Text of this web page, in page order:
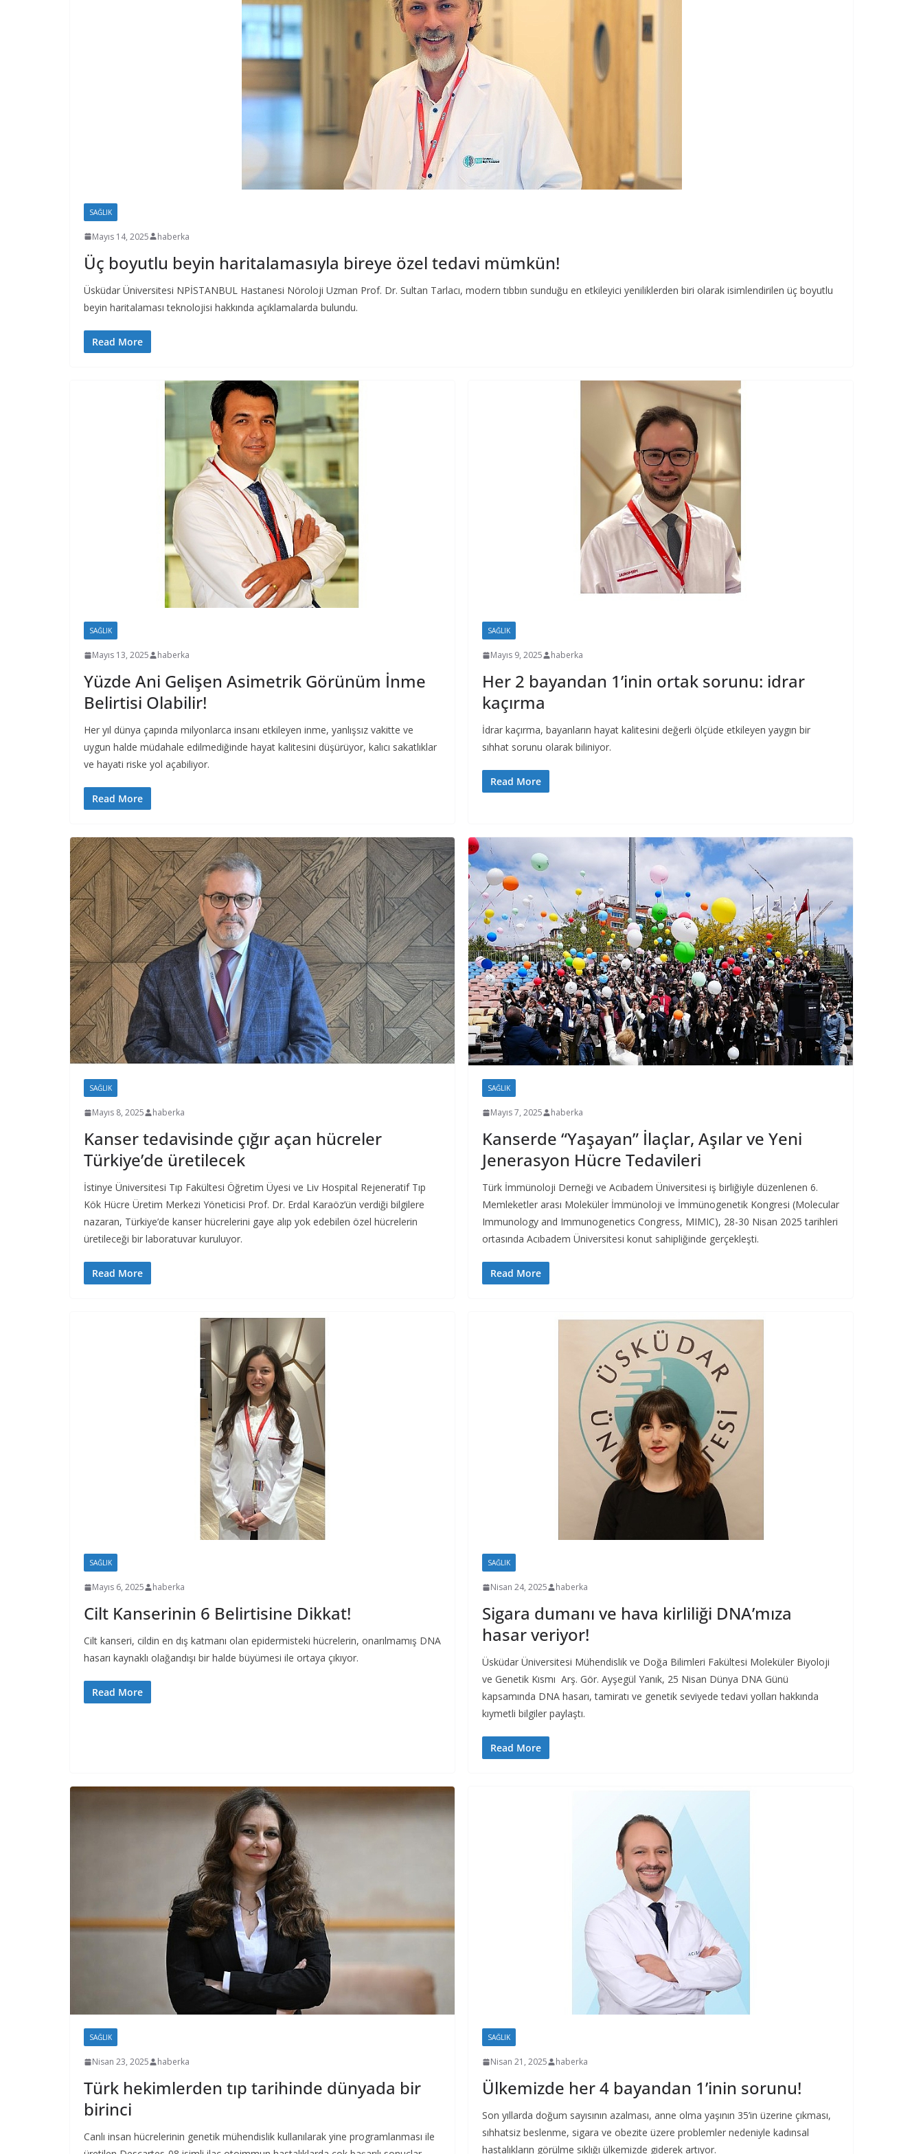
SAĞLIK
Mayıs 14, 2025 haberka
Üç boyutlu beyin haritalamasıyla bireye özel tedavi mümkün!
Üsküdar Üniversitesi NPİSTANBUL Hastanesi Nöroloji Uzman Prof. Dr. Sultan Tarlacı, modern tıbbın sunduğu en etkileyici yeniliklerden biri olarak isimlendirilen üç boyutlu
beyin haritalaması teknolojisi hakkında açıklamalarda bulundu.
Read More
SAĞLIK
Mayıs 13, 2025 haberka
Yüzde Ani Gelişen Asimetrik Görünüm İnme
Belirtisi Olabilir!
Her yıl dünya çapında milyonlarca insanı etkileyen inme, yanlışsız vakitte ve
uygun halde müdahale edilmediğinde hayat kalitesini düşürüyor, kalıcı sakatlıklar
ve hayati riske yol açabiliyor.
Read More
SAĞLIK
Mayıs 9, 2025 haberka
Her 2 bayandan 1’inin ortak sorunu: idrar
kaçırma
İdrar kaçırma, bayanların hayat kalitesini değerli ölçüde etkileyen yaygın bir
sıhhat sorunu olarak biliniyor.
Read More
SAĞLIK
Mayıs 8, 2025 haberka
Kanser tedavisinde çığır açan hücreler
Türkiye’de üretilecek
İstinye Üniversitesi Tıp Fakültesi Öğretim Üyesi ve Liv Hospital Rejeneratif Tıp
Kök Hücre Üretim Merkezi Yöneticisi Prof. Dr. Erdal Karaöz’ün verdiği bilgilere
nazaran, Türkiye’de kanser hücrelerini gaye alıp yok edebilen özel hücrelerin
üretileceği bir laboratuvar kuruluyor.
Read More
SAĞLIK
Mayıs 7, 2025 haberka
Kanserde “Yaşayan” İlaçlar, Aşılar ve Yeni
Jenerasyon Hücre Tedavileri
Türk İmmünoloji Derneği ve Acıbadem Üniversitesi iş birliğiyle düzenlenen 6.
Memleketler arası Moleküler İmmünoloji ve İmmünogenetik Kongresi (Molecular
Immunology and Immunogenetics Congress, MIMIC), 28-30 Nisan 2025 tarihleri
ortasında Acıbadem Üniversitesi konut sahipliğinde gerçekleşti.
Read More
SAĞLIK
Mayıs 6, 2025 haberka
Cilt Kanserinin 6 Belirtisine Dikkat!
Cilt kanseri, cildin en dış katmanı olan epidermisteki hücrelerin, onarılmamış DNA
hasarı kaynaklı olağandışı bir halde büyümesi ile ortaya çıkıyor.
Read More
SAĞLIK
Nisan 24, 2025 haberka
Sigara dumanı ve hava kirliliği DNA’mıza
hasar veriyor!
Üsküdar Üniversitesi Mühendislik ve Doğa Bilimleri Fakültesi Moleküler Biyoloji
ve Genetik Kısmı Arş. Gör. Ayşegül Yanık, 25 Nisan Dünya DNA Günü
kapsamında DNA hasarı, tamiratı ve genetik seviyede tedavi yolları hakkında
kıymetli bilgiler paylaştı.
Read More
SAĞLIK
Nisan 23, 2025 haberka
Türk hekimlerden tıp tarihinde dünyada bir
birinci
Canlı insan hücrelerinin genetik mühendislik kullanılarak yine programlanması ile
SAĞLIK
Nisan 21, 2025 haberka
Ülkemizde her 4 bayandan 1’inin sorunu!
Son yıllarda doğum sayısının azalması, anne olma yaşının 35’in üzerine çıkması,
sıhhatsiz beslenme, sigara ve obezite üzere problemler nedeniyle kadınsal
hastalıkların görülme sıklığı ülkemizde giderek artıyor.